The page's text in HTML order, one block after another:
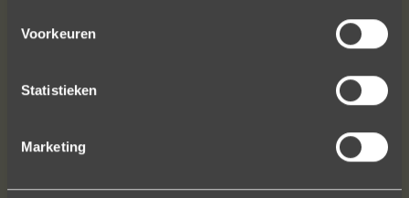
Voorkeuren
Statistieken
Marketing